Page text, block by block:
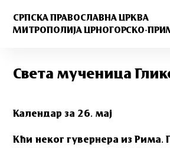
СРПСКА ПРАВОСЛАВНА ЦРКВА
МИТРОПОЛИЈА ЦРНОГОРСКО-
Света мученица
Календар за 26. мај
Кћи неког гувернера из Рима.